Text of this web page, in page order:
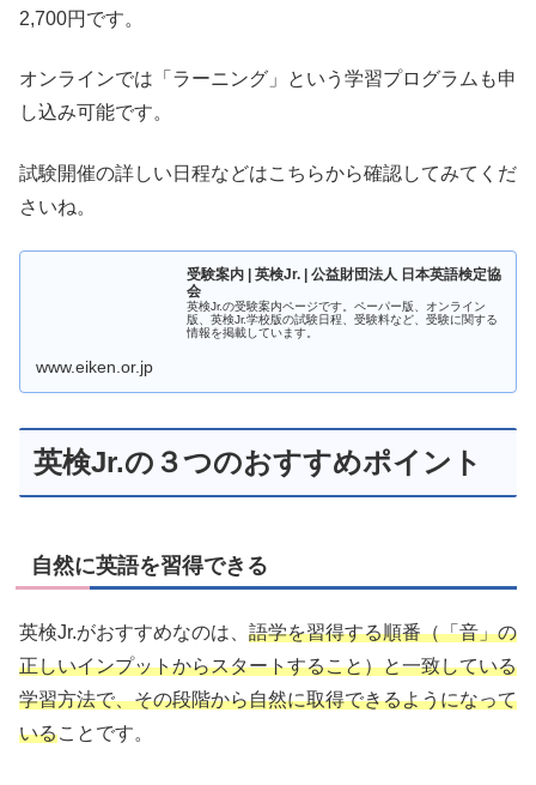
2,700円です。
オンラインでは「ラーニング」という学習プログラムも申
し込み可能です。
試験開催の詳しい日程などはこちらから確認してみてくだ
さいね。
受験案内 | 英検Jr. | 公益財団法人 日本英語検定協
会
英検Jr.の受験案内ページです。ペーパー版、オンライン
版、英検Jr.学校版の試験日程、受験料など、受験に関する
情報を掲載しています。
www.eiken.or.jp
英検Jr.の３つのおすすめポイント
自然に英語を習得できる
英検Jr.がおすすめなのは、 語学を習得する順番（「音」の
正しいインプットからスタートすること）と一致している
学習方法で、その段階から自然に取得できるようになって
いることです。